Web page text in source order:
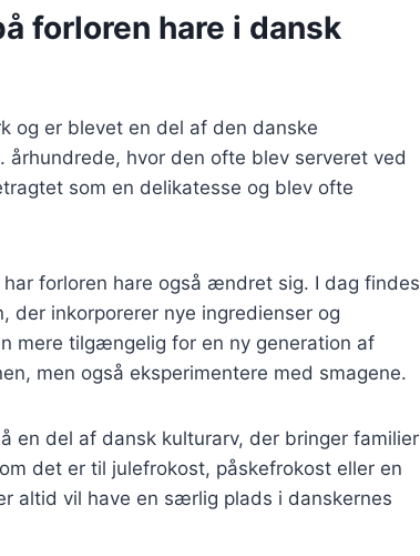
forloren hare i dansk
og er blevet en del af den danske
hvor den ofte blev serveret ved
som en delikatesse og blev ofte
forloren hare også ændret sig. I dag findes
der inkorporerer nye ingredienser og
mere tilgængelig for en ny generation af
men også eksperimentere med smagene.
en del af dansk kulturarv, der bringer familier
det er til julefrokost, påskefrokost eller en
altid vil have en særlig plads i danskernes